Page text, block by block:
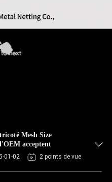
Mesh Size
acceptent
01-02 2 points de vue